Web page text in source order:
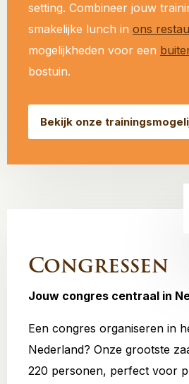
setting. Combineer jouw
smakelijke lunch in ons
mogelijkheden voor een
bostuin.
Bekijk onze
Congressen
Jouw congres centraal in
Een congres organiseren in
Nederland? Onze grootste
220 personen, perfect voor